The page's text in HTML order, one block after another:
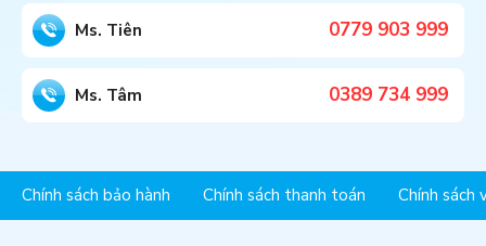
Ms. Tiên 0779 903 999
Ms. Tâm 0389 734 999
Chính sách bảo hành Chính sách thanh toán Chính sách